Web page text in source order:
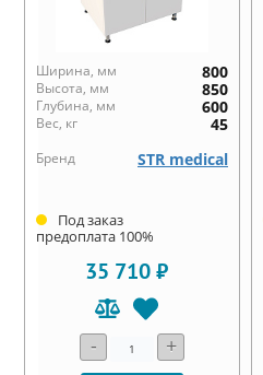
Ширина, мм 800
Высота, мм 850
Глубина, мм 600
Вес, кг 45
Бренд STR medical
Под заказ
предоплата 100%
35 710 ₽
- +